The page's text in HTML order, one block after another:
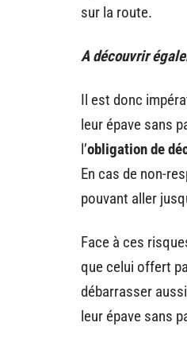
sur la route.
A découvrir
Il est donc
leur épave sans
l’obligation de
En cas de non-
pouvant aller
Face à ces
que celui offert
débarrasser
leur épave sans